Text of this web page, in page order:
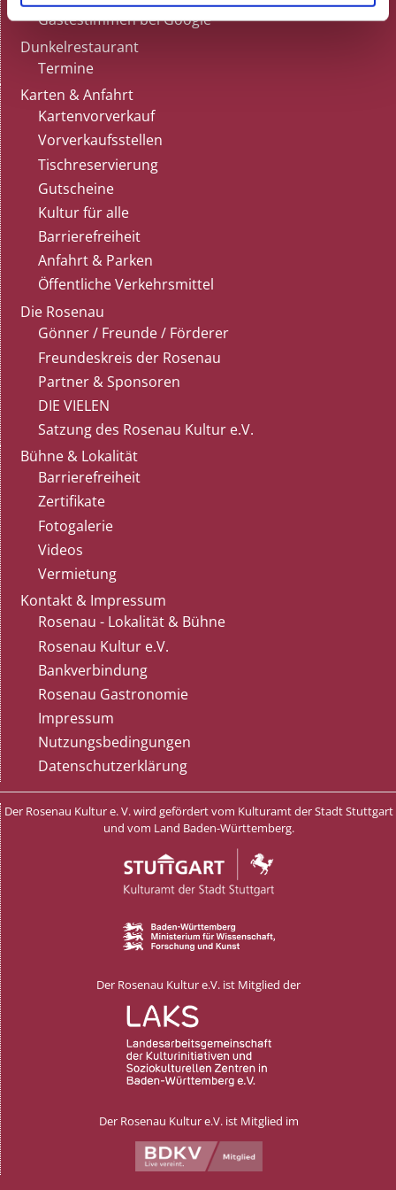
Gästestimmen bei Google
Dunkelrestaurant
Termine
Karten & Anfahrt
Kartenvorverkauf
Vorverkaufsstellen
Tischreservierung
Gutscheine
Kultur für alle
Barrierefreiheit
Anfahrt & Parken
Öffentliche Verkehrsmittel
Die Rosenau
Gönner / Freunde / Förderer
Freundeskreis der Rosenau
Partner & Sponsoren
DIE VIELEN
Satzung des Rosenau Kultur e.V.
Bühne & Lokalität
Barrierefreiheit
Zertifikate
Fotogalerie
Videos
Vermietung
Kontakt & Impressum
Rosenau - Lokalität & Bühne
Rosenau Kultur e.V.
Bankverbindung
Rosenau Gastronomie
Impressum
Nutzungsbedingungen
Datenschutzerklärung
Der Rosenau Kultur e. V. wird gefördert vom Kulturamt der Stadt Stuttgart
und vom Land Baden-Württemberg.
Der Rosenau Kultur e.V. ist Mitglied der
Der Rosenau Kultur e.V. ist Mitglied im